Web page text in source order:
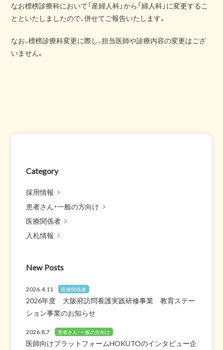
なお標榜診療科において「産婦人科」から「婦人科」に変更するこ
とといたしましたので、併せてご報告いたします。
なお、標榜診療科変更に際し、担当医師や診療内容の変更はござ
いません。
Category
採用情報
患者さん・一般の方向け
医療関係者
入札情報
New Posts
2026.4.11 医療関係者
2026年度 大阪府訪問看護実践研修事業 教育ステー
ション事業のお知らせ
2026.8.7 患者さん・一般の方向け
医師向けプラットフォームHOKUTOのインタビュー企